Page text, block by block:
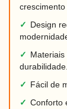
crescimento
✓ Design
✓
durabilidade.
✓ Fácil de
✓ Conforto